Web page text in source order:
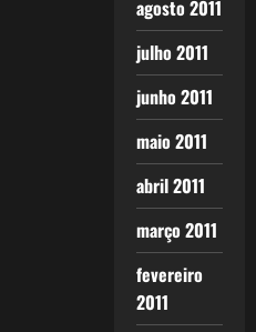
agosto 2011
julho 2011
junho 2011
maio 2011
abril 2011
março 2011
fevereiro
2011